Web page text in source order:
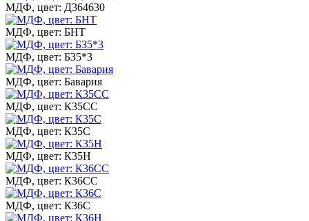
МДФ, цвет: Д364630
МДФ, цвет: БНТ
МДФ, цвет: Б35*3
МДФ, цвет: Бавария
МДФ, цвет: К35СС
МДФ, цвет: К35С
МДФ, цвет: К35Н
МДФ, цвет: К36СС
МДФ, цвет: К36С